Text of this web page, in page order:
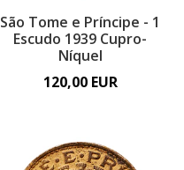
São Tome e Príncipe - 1
Escudo 1939 Cupro-
Níquel
120,00 EUR